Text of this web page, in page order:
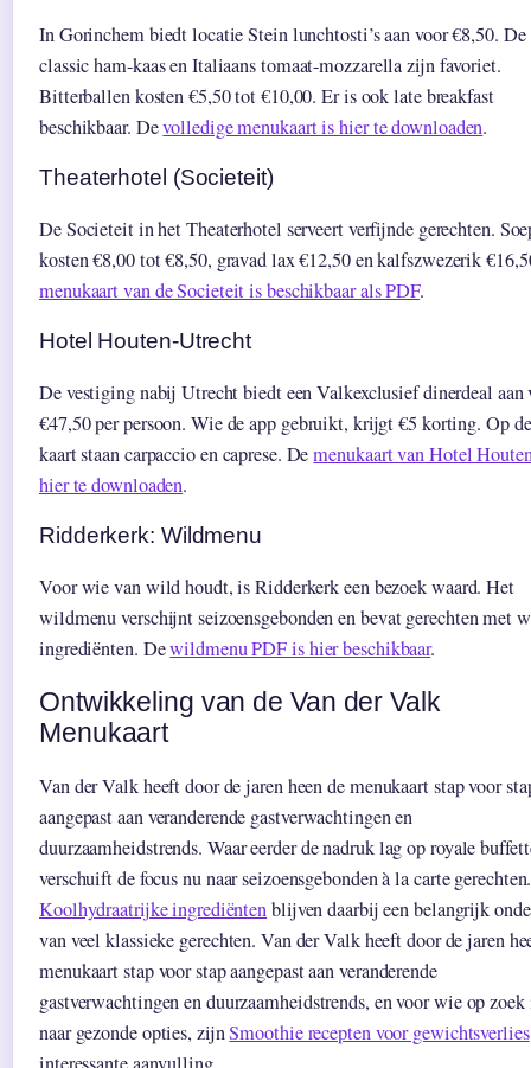
In Gorinchem biedt locatie Stein lunchtosti’s aan voor €8,50. De
classic ham-kaas en Italiaans tomaat-mozzarella zijn favoriet.
Bitterballen kosten €5,50 tot €10,00. Er is ook late breakfast
beschikbaar. Devolledige menukaart is hier te downloaden.
Theaterhotel (Societeit)
De Societeit in het Theaterhotel serveert verfijnde gerechten.
kosten €8,00 tot €8,50, gravad lax €12,50 en kalfszwezerik
menukaart van de Societeit is beschikbaar als PDF.
Hotel Houten-Utrecht
De vestiging nabij Utrecht biedt een Valkexclusief dinerdeal aan
€47,50 per persoon. Wie de app gebruikt, krijgt €5 korting. Op de
kaart staan carpaccio en caprese. Demenukaart van Hotel
hier te downloaden.
Ridderkerk: Wildmenu
Voor wie van wild houdt, is Ridderkerk een bezoek waard. Het
wildmenu verschijnt seizoensgebonden en bevat gerechten met
ingrediënten. Dewildmenu PDF is hier beschikbaar.
Ontwikkeling van de Van der Valk
Menukaart
Van der Valk heeft door de jaren heen de menukaart stap voor
aangepast aan veranderende gastverwachtingen en
duurzaamheidstrends. Waar eerder de nadruk lag op royale
verschuift de focus nu naar seizoensgebonden à la carte gerechten.
Koolhydraatrijke ingrediëntenblijven daarbij een belangrijk
van veel klassieke gerechten. Van der Valk heeft door de jaren
menukaart stap voor stap aangepast aan veranderende
gastverwachtingen en duurzaamheidstrends, en voor wie op zoek
naar gezonde opties, zijnSmoothie recepten voor gewichtsverlies